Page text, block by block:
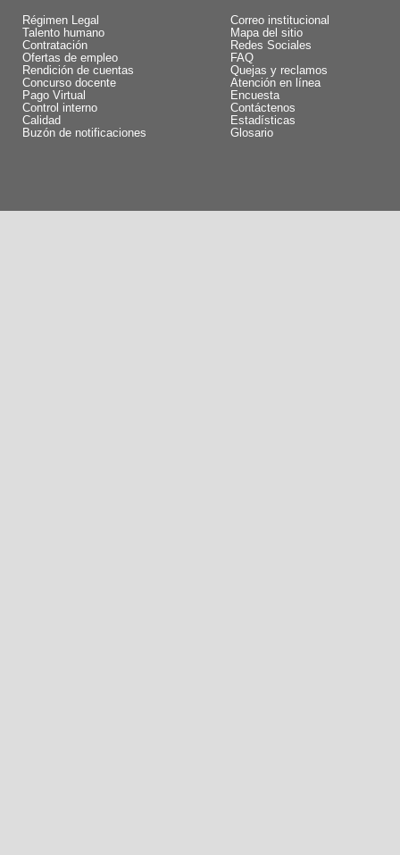
Régimen Legal
Talento humano
Contratación
Ofertas de empleo
Rendición de cuentas
Concurso docente
Pago Virtual
Control interno
Calidad
Buzón de notificaciones
Correo institucional
Mapa del sitio
Redes Sociales
FAQ
Quejas y reclamos
Atención en línea
Encuesta
Contáctenos
Estadísticas
Glosario